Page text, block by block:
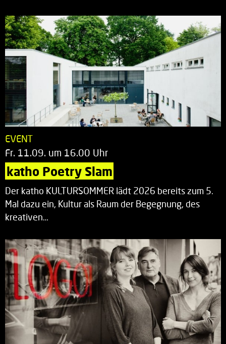
EVENT
Fr. 11.09. um 16.00 Uhr
katho Poetry Slam
Der katho KULTURSOMMER lädt 2026 bereits zum 5.
Mal dazu ein, Kultur als Raum der Begegnung, des
kreativen…